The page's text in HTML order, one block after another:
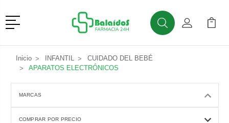
Menú
BuscarMi Cuenta
Mi
Inicio INFANTIL
CUIDADO DEL BEBÉ
APARATOS ELECTRÓNICOS
MARCAS
COMPRAR POR PRECIO